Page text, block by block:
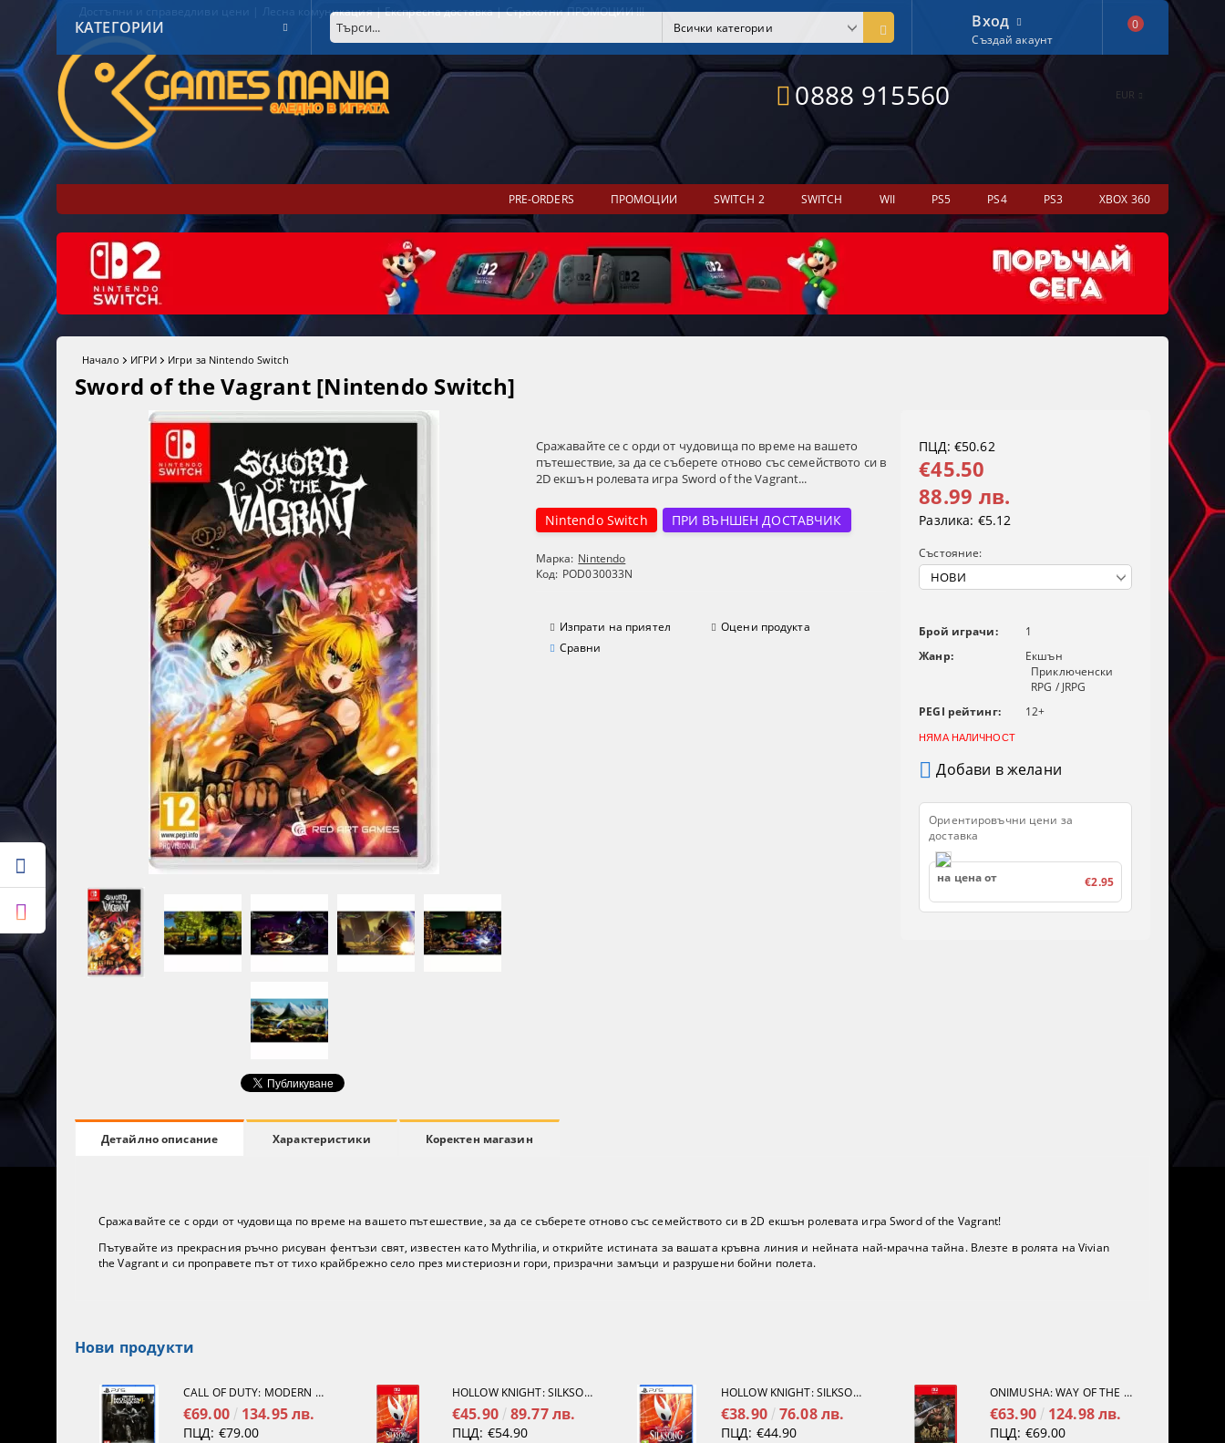
Достъпни и справедливи цени | Лесна комуникация | Експресна доставка | Страхотни ПРОМОЦИИ !!!
0888 915560 EUR
КАТЕГОРИИ Вход
Създай акаунт
0
PRE-ORDERS ПРОМОЦИИ SWITCH 2 SWITCH WII PS5 PS4 PS3 XBOX 360
Начало ИГРИ Игри за Nintendo Switch
Sword of the Vagrant [Nintendo Switch]
Сражавайте се с орди от чудовища по време на вашето
пътешествие, за да се съберете отново със семейството си в
2D екшън ролевата игра Sword of the Vagrant...
Nintendo Switch ПРИ ВЪНШЕН ДОСТАВЧИК
Марка: Nintendo
Код: POD030033N
Изпрати на приятел
Оцени продукта
Сравни
ПЦД: €50.62
€45.50
88.99 лв.
Разлика: €5.12
Състояние:
Брой играчи:
1
Жанр:
Екшън
Приключенски
RPG / JRPG
PEGI рейтинг:
12+
НЯМА НАЛИЧНОСТ
Добави в желани
Ориентировъчни цени за
доставка
на цена от €2.95
Детайлно описание Характеристики Коректен магазин
Сражавайте се с орди от чудовища по време на вашето пътешествие, за да се съберете отново със семейството си в 2D екшън ролевата игра Sword of the Vagrant!
Пътувайте из прекрасния ръчно рисуван фентъзи свят, известен като Mythrilia, и открийте истината за вашата кръвна линия и нейната най-мрачна тайна. Влезте в ролята на Vivian
the Vagrant и си проправете път от тихо крайбрежно село през мистериозни гори, призрачни замъци и разрушени бойни полета.
Нови продукти
CALL OF DUTY: MODERN WARFARE 4[PS5]
€69.00 134.95 лв.
ПЦД: €79.00
HOLLOW KNIGHT: SILKSONG [NINTENDO SWITCH 2]
€45.90 89.77 лв.
ПЦД: €54.90
HOLLOW KNIGHT: SILKSONG [PS5]
€38.90 76.08 лв.
ПЦД: €44.90
ONIMUSHA: WAY OF THE SWORD [NINTENDO SWITCH 2]
€63.90 124.98 лв.
ПЦД: €69.00